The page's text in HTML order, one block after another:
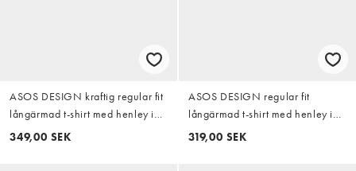
ASOS DESIGN kraftig regular fit
långärmad t-shirt med henley i
krämmelerad våffelstruktur
349,00 SEK
ASOS DESIGN regular fit
långärmad t-shirt med henley i
svart våffelstruktur
319,00 SEK